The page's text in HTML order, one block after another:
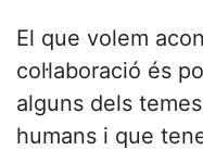
El que volem
col·laboració és
alguns dels
humans i que